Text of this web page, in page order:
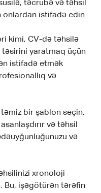
təcrübə və təhsil
onlardan istifadə edin.
kimi, CV-də təhsilə
təsirini yaratmaq üçün
istifadə etmək
və
bir şablon seçin.
və təhsil
və
xronoloji
Bu, işəgötürən tərəfin